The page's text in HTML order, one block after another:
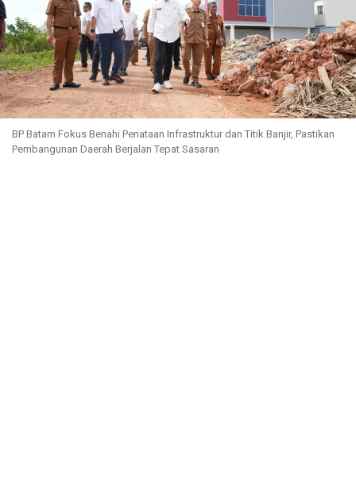
BP Batam Fokus Benahi Penataan Infrastruktur dan Titik Banjir, Pastikan
Pembangunan Daerah Berjalan Tepat Sasaran